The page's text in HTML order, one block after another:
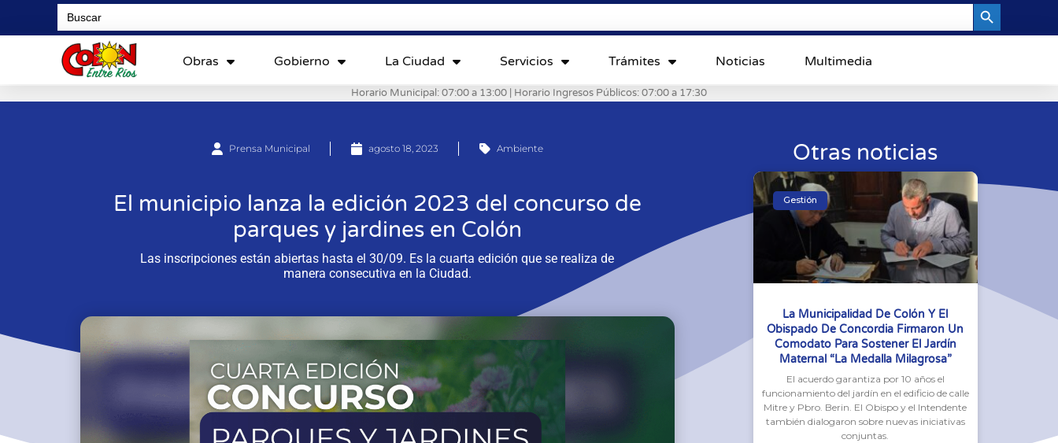
Search
for:
Obras Gobierno La Ciudad Servicios Trámites Noticias Multimedia
Horario Municipal: 07:00 a 13:00 | Horario Ingresos Públicos: 07:00 a 17:30
Prensa Municipal agosto 18, 2023 Ambiente
El municipio lanza la edición 2023 del concurso de
parques y jardines en Colón
Las inscripciones están abiertas hasta el 30/09. Es la cuarta edición que se realiza de
manera consecutiva en la Ciudad.
Otras noticias
Gestión
La Municipalidad De Colón Y El
Obispado De Concordia Firmaron Un
Comodato Para Sostener El Jardín
Maternal “La Medalla Milagrosa”
El acuerdo garantiza por 10 años el
funcionamiento del jardín en el edificio de calle
Mitre y Pbro. Berin. El Obispo y el Intendente
también dialogaron sobre nuevas iniciativas
conjuntas.